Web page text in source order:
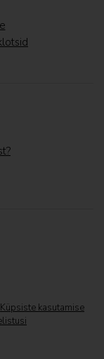
Küpsiste kasutamise